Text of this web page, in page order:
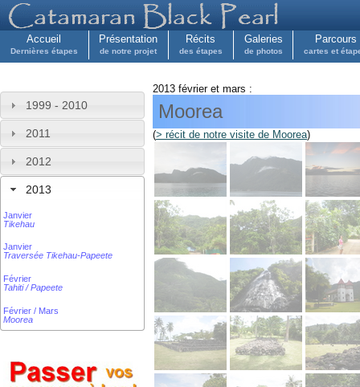
Accueil
Dernières étapes
Présentation
de notre projet
Récits
des étapes
Galeries
de photos
Parcours
cartes et
1999 - 2010
2011
2012
2013
Janvier
Tikehau
Janvier
Traversée Tikehau-Papeete
Février
Tahiti / Papeete
Février / Mars
Moorea
2013 février et mars :
Moorea
(> récit de notre visite de Moorea)